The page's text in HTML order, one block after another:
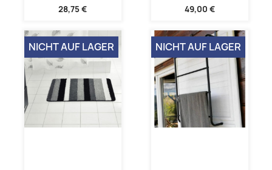
28,75 € 49,00 €
NICHT AUF LAGER NICHT AUF LAGER